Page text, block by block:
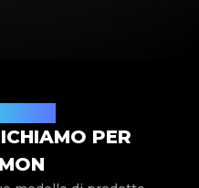
PER